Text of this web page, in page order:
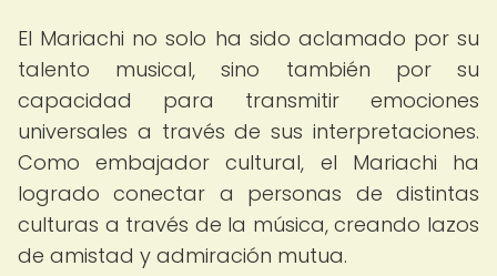
El Mariachi no solo ha sido aclamado por su
talento musical, sino también por su
capacidad para transmitir emociones
universales a través de sus interpretaciones.
Como embajador cultural, el Mariachi ha
logrado conectar a personas de distintas
culturas a través de la música, creando lazos
de amistad y admiración mutua.